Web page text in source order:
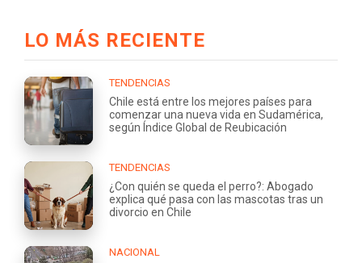
LO MÁS RECIENTE
TENDENCIAS
Chile está entre los mejores países para
comenzar una nueva vida en Sudamérica,
según Índice Global de Reubicación
TENDENCIAS
¿Con quién se queda el perro?: Abogado
explica qué pasa con las mascotas tras un
divorcio en Chile
NACIONAL